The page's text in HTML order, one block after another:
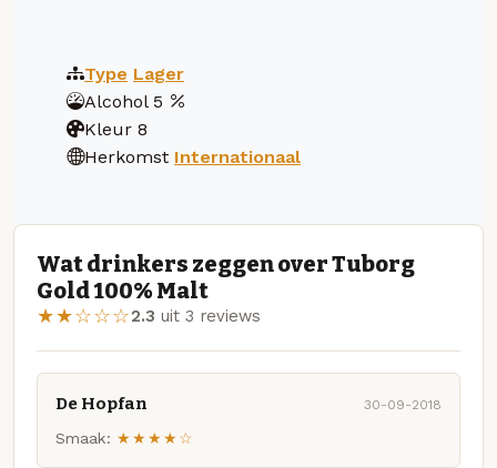
Type Lager
Alcohol 5
Kleur 8
Herkomst Internationaal
Wat drinkers zeggen over Tuborg
Gold 100% Malt
★★☆☆☆2.3 uit 3 reviews
De Hopfan 30-09-2018
Smaak: ★★★★☆